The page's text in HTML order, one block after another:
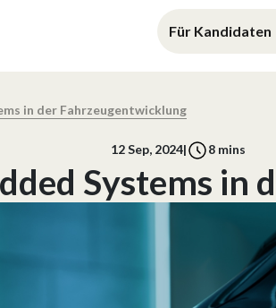
Für Kandidaten
in der Fahrzeugentwicklung
12 Sep, 2024| 8mins
Systems